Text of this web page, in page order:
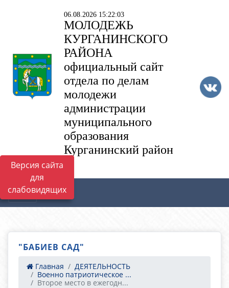
Версия сайта
для
слабовидящих
06.08.2026 15:22:03
МОЛОДЕЖЬ
КУРГАНИНСКОГО
РАЙОНА
официальный сайт
отдела по делам
молодежи
администрации
муниципального
образования
Курганинский район
"БАБИЕВ САД"
Главная
ДЕЯТЕЛЬНОСТЬ
Военно патриотическое ...
Второе место в ежегодн...